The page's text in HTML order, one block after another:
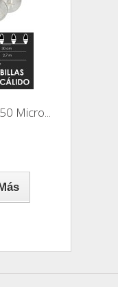
Micro...